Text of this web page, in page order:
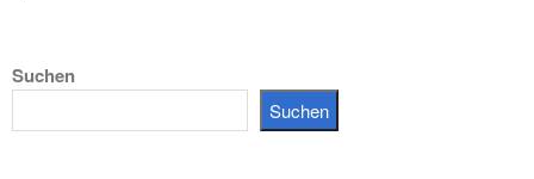
Suchen
Suchen